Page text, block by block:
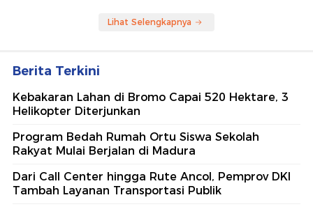
Lihat Selengkapnya
Berita Terkini
Kebakaran Lahan di Bromo Capai 520 Hektare, 3
Helikopter Diterjunkan
Program Bedah Rumah Ortu Siswa Sekolah
Rakyat Mulai Berjalan di Madura
Dari Call Center hingga Rute Ancol, Pemprov DKI
Tambah Layanan Transportasi Publik